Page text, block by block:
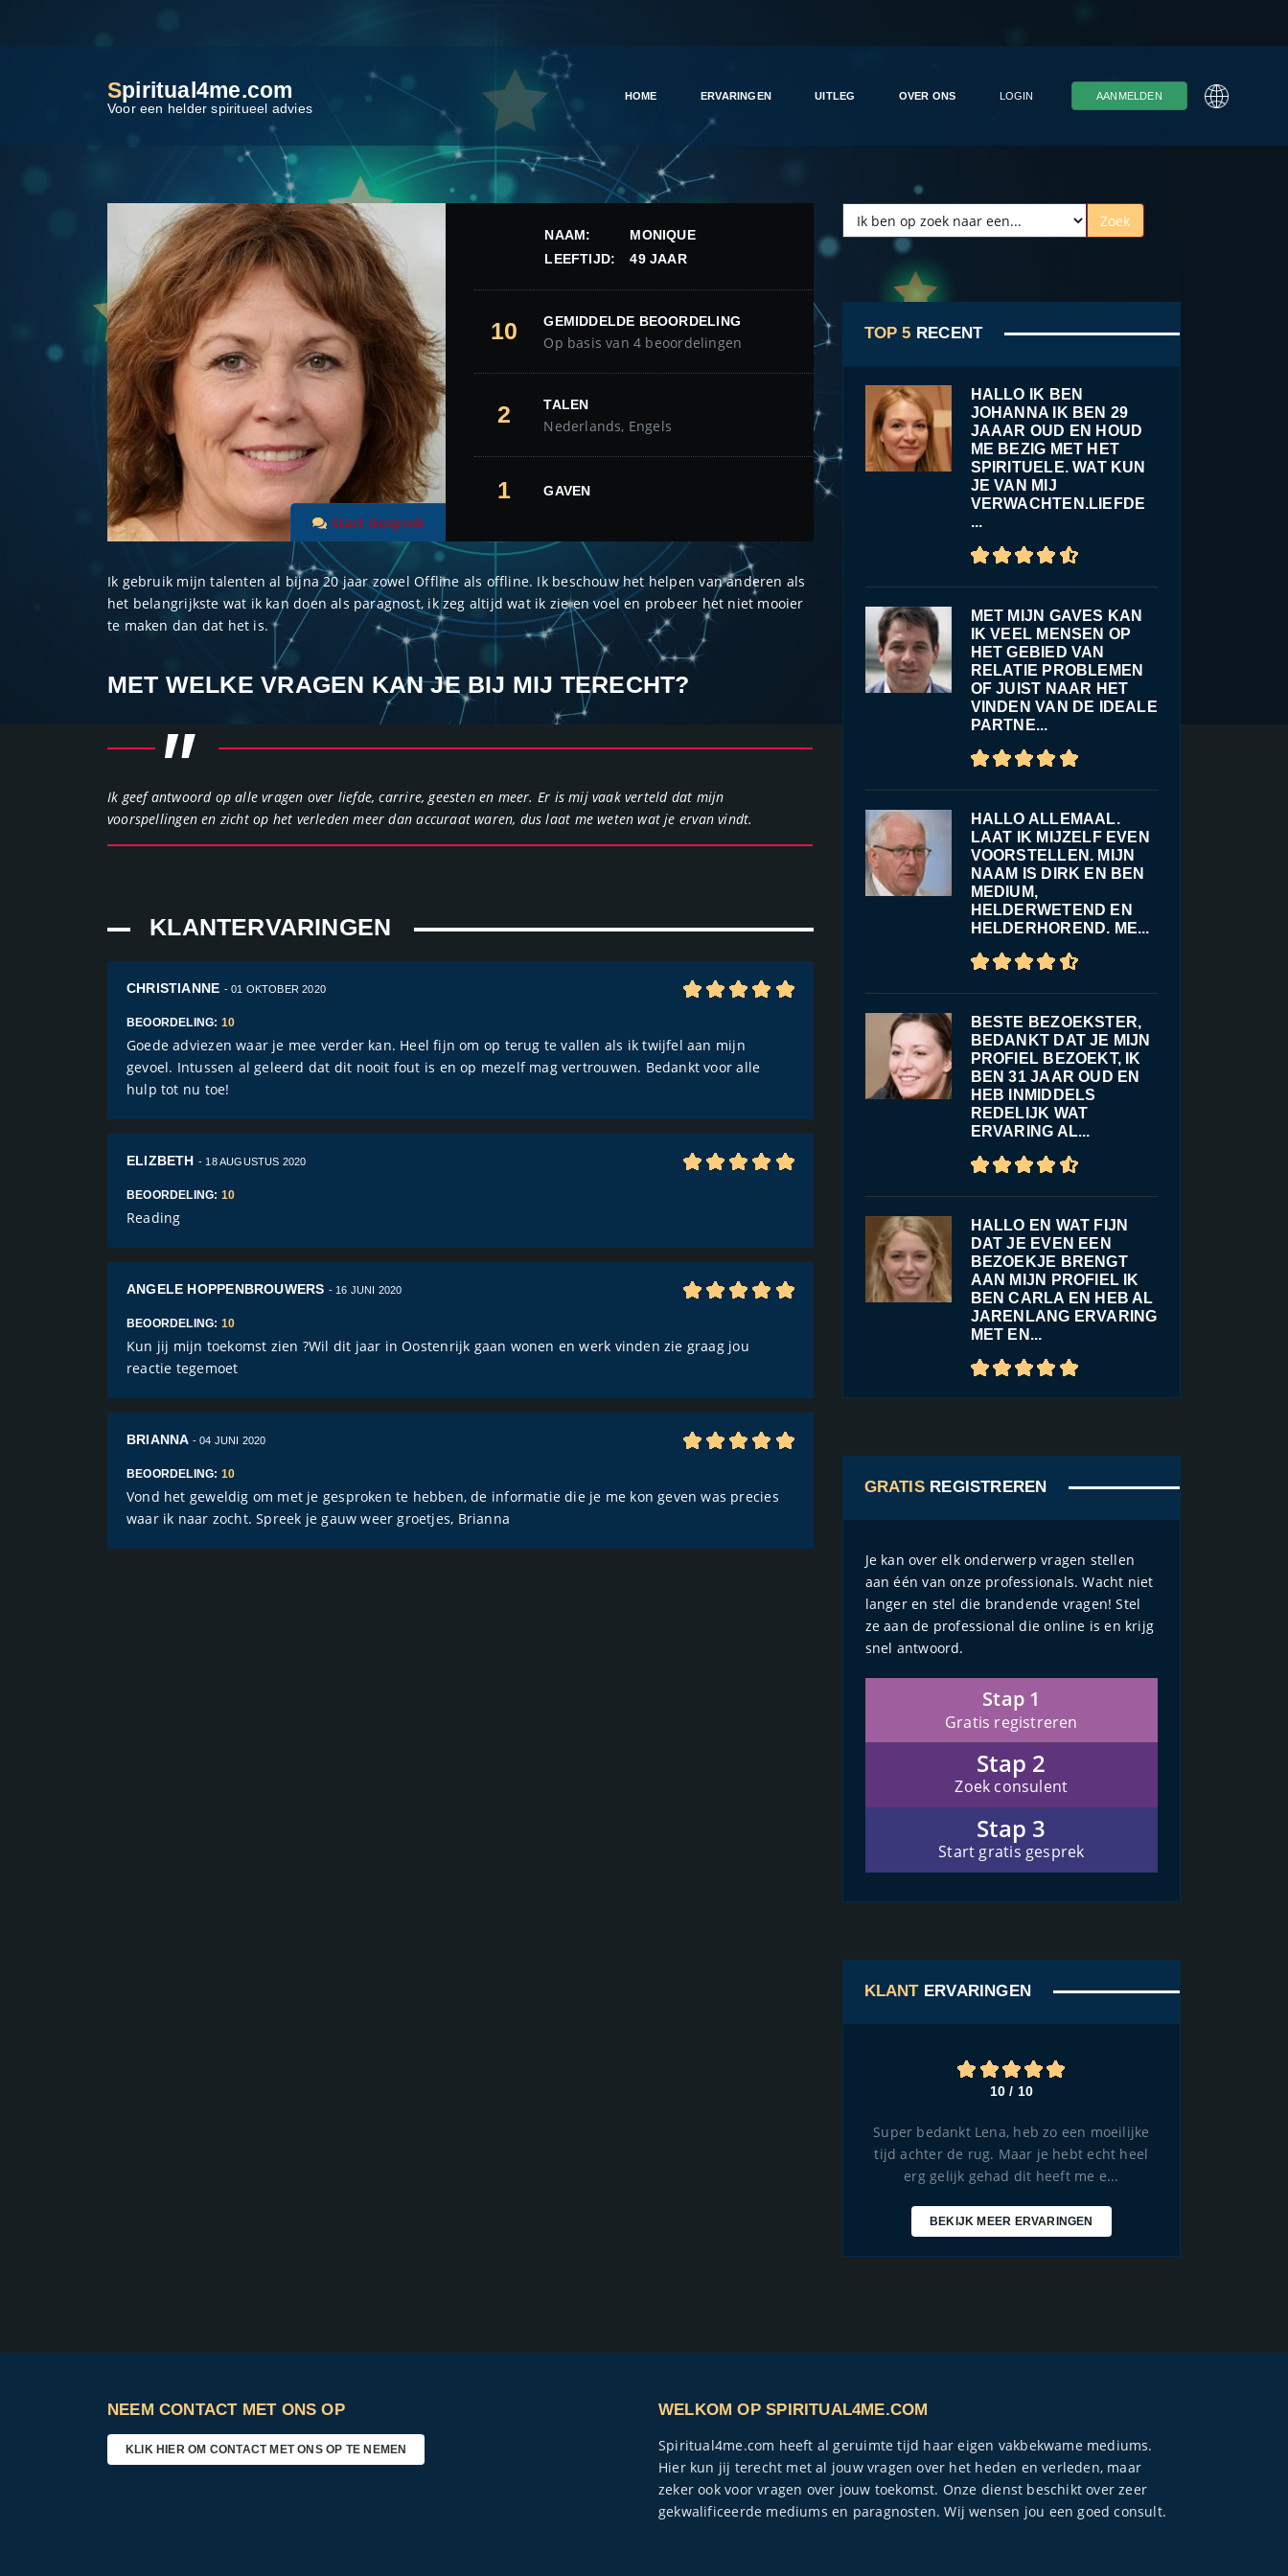
Spiritual4me.com
Voor een helder spiritueel advies
HOME ERVARINGEN UITLEG OVER ONS LOGIN AANMELDEN
Start Gesprek
NAAM:
MONIQUE
LEEFTIJD:
49 JAAR
10 GEMIDDELDE BEOORDELING
Op basis van 4 beoordelingen
2 TALEN
Nederlands, Engels
1 GAVEN
Ik gebruik mijn talenten al bijna 20 jaar zowel Offline als offline. Ik beschouw het helpen van anderen als
het belangrijkste wat ik kan doen als paragnost, ik zeg altijd wat ik zie en voel en probeer het niet mooier
te maken dan dat het is.
MET WELKE VRAGEN KAN JE BIJ MIJ TERECHT?
"
Ik geef antwoord op alle vragen over liefde, carrire, geesten en meer. Er is mij vaak verteld dat mijn
voorspellingen en zicht op het verleden meer dan accuraat waren, dus laat me weten wat je ervan vindt.
KLANTERVARINGEN
CHRISTIANNE - 01 OKTOBER 2020
BEOORDELING: 10
Goede adviezen waar je mee verder kan. Heel fijn om op terug te vallen als ik twijfel aan mijn
gevoel. Intussen al geleerd dat dit nooit fout is en op mezelf mag vertrouwen. Bedankt voor alle
hulp tot nu toe!
ELIZBETH - 18 AUGUSTUS 2020
BEOORDELING: 10
Reading
ANGELE HOPPENBROUWERS - 16 JUNI 2020
BEOORDELING: 10
Kun jij mijn toekomst zien ?Wil dit jaar in Oostenrijk gaan wonen en werk vinden zie graag jou
reactie tegemoet
BRIANNA - 04 JUNI 2020
BEOORDELING: 10
Vond het geweldig om met je gesproken te hebben, de informatie die je me kon geven was precies
waar ik naar zocht. Spreek je gauw weer groetjes, Brianna
TOP 5 RECENT
HALLO IK BEN
JOHANNA IK BEN 29
JAAAR OUD EN HOUD
ME BEZIG MET HET
SPIRITUELE. WAT KUN
JE VAN MIJ
VERWACHTEN.LIEFDE
...
MET MIJN GAVES KAN
IK VEEL MENSEN OP
HET GEBIED VAN
RELATIE PROBLEMEN
OF JUIST NAAR HET
VINDEN VAN DE IDEALE
PARTNE...
HALLO ALLEMAAL.
LAAT IK MIJZELF EVEN
VOORSTELLEN. MIJN
NAAM IS DIRK EN BEN
MEDIUM,
HELDERWETEND EN
HELDERHOREND. ME...
BESTE BEZOEKSTER,
BEDANKT DAT JE MIJN
PROFIEL BEZOEKT, IK
BEN 31 JAAR OUD EN
HEB INMIDDELS
REDELIJK WAT
ERVARING AL...
HALLO EN WAT FIJN
DAT JE EVEN EEN
BEZOEKJE BRENGT
AAN MIJN PROFIEL IK
BEN CARLA EN HEB AL
JARENLANG ERVARING
MET EN...
GRATISREGISTREREN
Je kan over elk onderwerp vragen stellen
aan één van onze professionals. Wacht niet
langer en stel die brandende vragen! Stel
ze aan de professional die online is en krijg
snel antwoord.
Stap 1
Gratis registreren
Stap 2
Zoek consulent
Stap 3
Start gratis gesprek
KLANTERVARINGEN
10 / 10
Super bedankt Lena, heb zo een moeilijke
tijd achter de rug. Maar je hebt echt heel
erg gelijk gehad dit heeft me e...
BEKIJK MEER ERVARINGEN
NEEM CONTACT MET ONS OP
KLIK HIER OM CONTACT MET ONS OP TE NEMEN
WELKOM OP SPIRITUAL4ME.COM
Spiritual4me.com heeft al geruimte tijd haar eigen vakbekwame mediums.
Hier kun jij terecht met al jouw vragen over het heden en verleden, maar
zeker ook voor vragen over jouw toekomst. Onze dienst beschikt over zeer
gekwalificeerde mediums en paragnosten. Wij wensen jou een goed consult.